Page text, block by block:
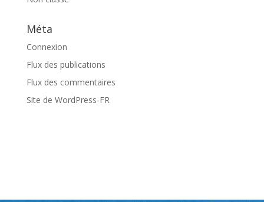
Méta
Connexion
Flux des publications
Flux des commentaires
Site de WordPress-FR